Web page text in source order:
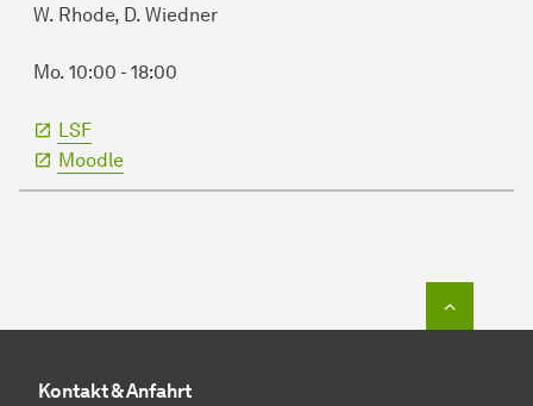
W. Rhode, D. Wiedner
Mo. 10:00 - 18:00
LSF
Moodle
Kontakt & Anfahrt